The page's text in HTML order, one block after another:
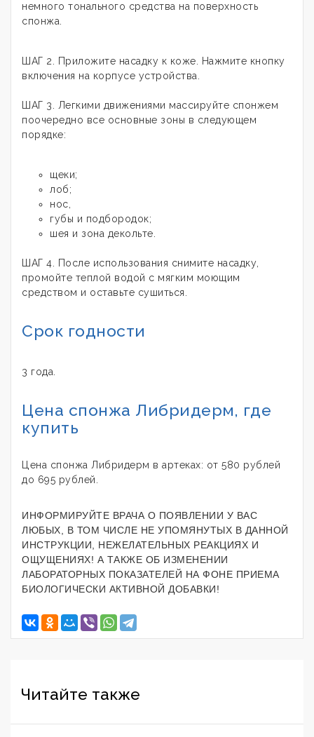
немного тонального средства на поверхность
спонжа.
ШАГ 2. Приложите насадку к коже. Нажмите кнопку
включения на корпусе устройства.
ШАГ 3. Легкими движениями массируйте спонжем
поочередно все основные зоны в следующем
порядке:
щеки;
лоб;
нос,
губы и подбородок;
шея и зона декольте.
ШАГ 4. После использования снимите насадку,
промойте теплой водой с мягким моющим
средством и оставьте сушиться.
Срок годности
3 года.
Цена спонжа Либридерм, где
купить
Цена спонжа Либридерм в артеках: от 580 рублей
до 695 рублей.
ИНФОРМИРУЙТЕ ВРАЧА О ПОЯВЛЕНИИ У ВАС
ЛЮБЫХ, В ТОМ ЧИСЛЕ НЕ УПОМЯНУТЫХ В ДАННОЙ
ИНСТРУКЦИИ, НЕЖЕЛАТЕЛЬНЫХ РЕАКЦИЯХ И
ОЩУЩЕНИЯХ! А ТАКЖЕ ОБ ИЗМЕНЕНИИ
ЛАБОРАТОРНЫХ ПОКАЗАТЕЛЕЙ НА ФОНЕ ПРИЕМА
БИОЛОГИЧЕСКИ АКТИВНОЙ ДОБАВКИ!
Читайте также